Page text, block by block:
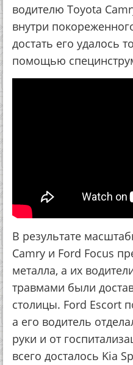
водителю Toyota
внутри
достать его удалось
помощью
В результате
Camry и Ford Focus
металла, а их
травмами были
столицы. Ford Escort
а его водитель
руки и от
всего досталось Kia